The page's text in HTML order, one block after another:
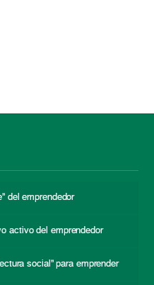
del emprendedor
activo del emprendedor
social” para emprender